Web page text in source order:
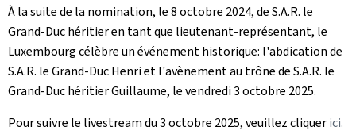
À la suite de la nomination, le 8 octobre 2024, de S.A.R. le
Grand-Duc héritier en tant que lieutenant-représentant, le
Luxembourg célèbre un événement historique: l'abdication de
S.A.R. le Grand-Duc Henri et l'avènement au trône de S.A.R. le
Grand-Duc héritier Guillaume, le vendredi 3 octobre 2025.
Pour suivre le livestream du 3 octobre 2025, veuillez cliquerici.